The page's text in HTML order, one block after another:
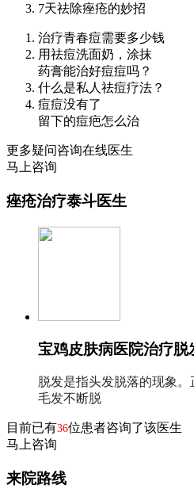
7天祛除痤疮的妙招
治疗青春痘需要多少钱
用祛痘洗面奶，涂抹
药膏能治好痘痘吗？
什么是私人祛痘疗法？
痘痘没有了
留下的痘疤怎么治
更多疑问咨询在线医生
马上咨询
痤疮治疗泰斗医生
宝鸡皮肤病医院治疗脱
脱发是指头发脱落的现象
毛发不断脱
目前已有36位患者咨询了该医生
马上咨询
来院路线